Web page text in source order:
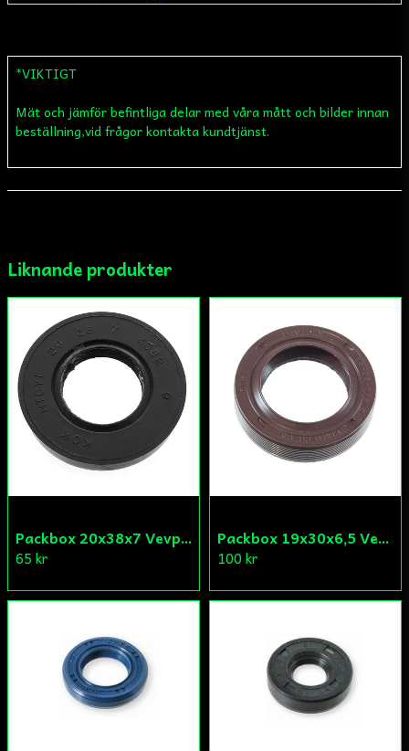
name
Namn
email
Ja, ni får publicera min fråga
*VIKTIGT
Mät och jämför befintliga delar med våra mått och bilder innan
beställning,vid frågor kontakta kundtjänst.
Liknande produkter
Packbox 20x38x7 Vevparti Derbi (original)
65 kr
Packbox 19x30x6,5 Vevparti Vä Aprilia/Derbi/Gilera (original)
100 kr